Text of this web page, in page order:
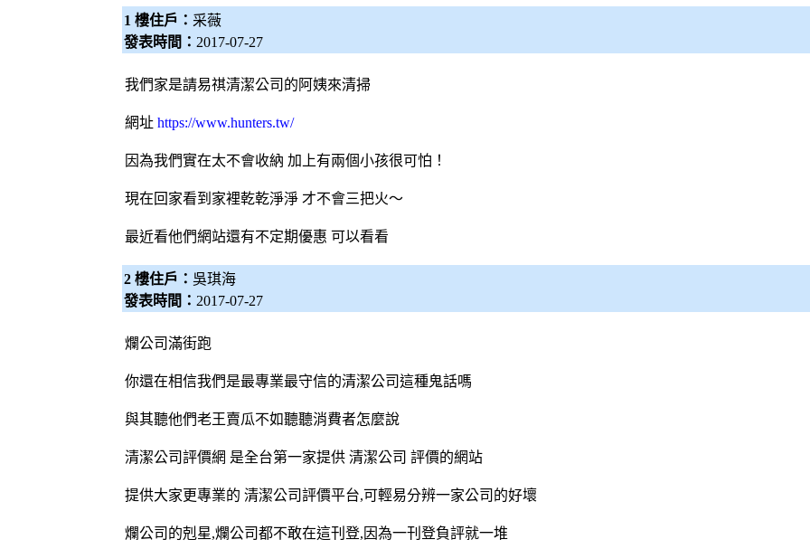
1 樓住戶： 采薇
發表時間： 2017-07-27
我們家是請易祺清潔公司 的阿姨來清掃
網址 https://www.hunters.tw/
因為我們實在太不會收納 加上有兩個小孩很可怕！
現在回家看到家裡乾乾淨淨 才不會三把火～
最近看他們網站還有不定期優惠 可以看看
2 樓住戶： 吳琪海
發表時間： 2017-07-27
爛公司滿街跑
你還在相信我們是最專業最守信的清潔公司這種鬼話嗎
與其聽他們老王賣瓜不如聽聽消費者怎麼說
清潔公司評價網 是全台第一家提供 清潔公司 評價的網站
提供大家更專業的 清潔公司評價平台,可輕易分辨一家公司的好壞
爛公司的剋星,爛公司都不敢在這刊登,因為一刊登負評就一堆